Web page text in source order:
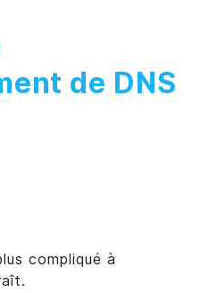
de DNS
compliqué à